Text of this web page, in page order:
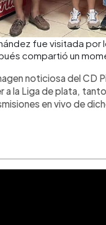
fue visitada
compartió un
noticiosa del CD
a la Liga de plata,
en vivo de